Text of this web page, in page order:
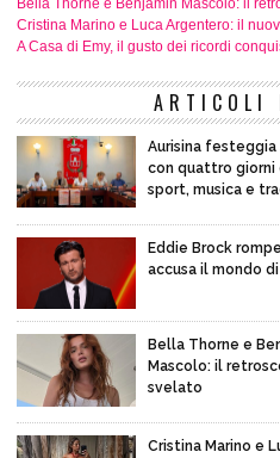
Cristina Marino e Luca Argentero: il
A Casa di Emy, il gusto dei ricordi
ARTICOLI
Aurisina festeggia
con quattro giorni
sport, musica e
Eddie Brock
accusa il mondo
Bella Thorne e
Mascolo: il
svelato
Cristina Marino e